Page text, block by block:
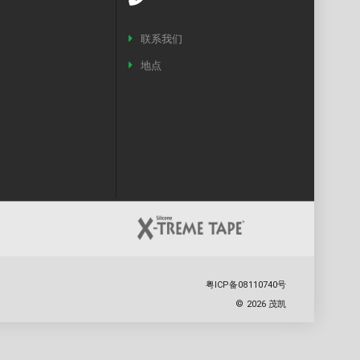
联系我们
地点
粤ICP备08110740号
© 2026 茂凯